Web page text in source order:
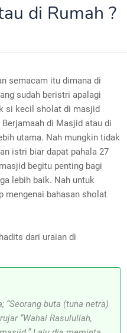
di Rumah ?
semacam itu dimana di
sudah beristri apalagi
si kecil sholat di masjid
di Masjid atau di
utama. Nah mungkin tidak
istri biar dapat pahala 27
begitu penting bagi
lebih baik. Nah untuk
mengenai bahasan sholat
dari uraian di
buta (tuna netra)
“Wahai Rasulullah,